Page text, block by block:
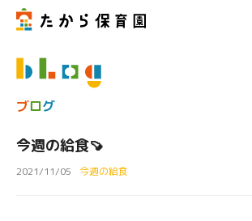
ブログ
今週の給食🍠
2021/11/05 今週の給食